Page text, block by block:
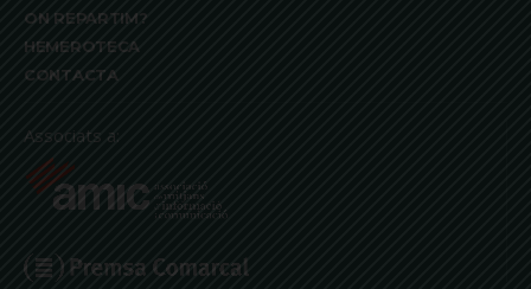
ON REPARTIM?
HEMEROTECA
CONTACTA
Associats a: